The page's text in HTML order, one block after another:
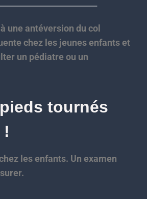
une antéversion du col
chez les jeunes enfants et
un pédiatre ou un
tournés
!
les enfants. Un examen